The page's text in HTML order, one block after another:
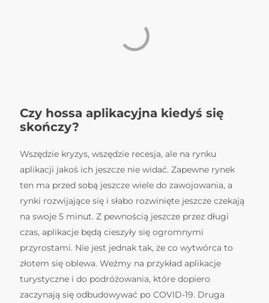
Czy hossa aplikacyjna kiedyś się
skończy?
Wszędzie kryzys, wszędzie recesja, ale na rynku
aplikacji jakoś ich jeszcze nie widać. Zapewne rynek
ten ma przed sobą jeszcze wiele do zawojowania, a
rynki rozwijające się i słabo rozwinięte jeszcze czekają
na swoje 5 minut. Z pewnością jeszcze przez długi
czas, aplikacje będą cieszyły się ogromnymi
przyrostami. Nie jest jednak tak, że co wytwórca to
złotem się oblewa. Weźmy na przykład aplikacje
turystyczne i do podróżowania, które dopiero
zaczynają się odbudowywać po COVID-19. Druga